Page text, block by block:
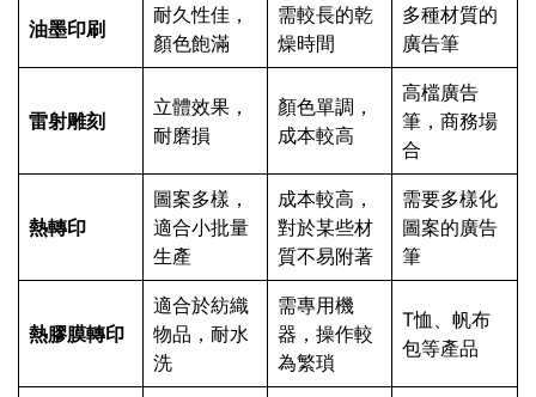
油墨印刷
耐久性佳，
顏色飽滿
需較長的乾
燥時間
多種材質的
廣告筆
雷射雕刻
立體效果，
耐磨損
顏色單調，
成本較高
高檔廣告
筆，商務場
合
熱轉印
圖案多樣，
適合小批量
生產
成本較高，
對於某些材
質不易附著
需要多樣化
圖案的廣告
筆
熱膠膜轉印
適合於紡織
物品，耐水
洗
需專用機
器，操作較
為繁瑣
T恤、帆布
包等產品